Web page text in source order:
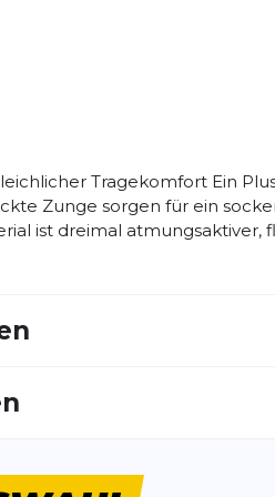
der Kjerag 2 einen
Passagen. Die
Reaktionsfreudigkeit im
Schritt – für persönliche
Verschleiß Mit bis zu 40?%
meistert der Kjerag
in anspruchsvollem
Tragekomfort Ein
Zunge sorgen für ein
ist dreimal atmungsaktiver,